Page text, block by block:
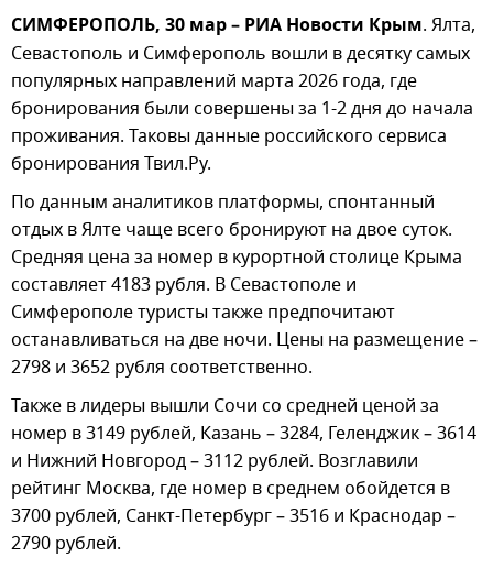
СИМФЕРОПОЛЬ, 30 мар – РИА Новости Крым. Ялта,
Севастополь и Симферополь вошли в десятку самых
популярных направлений марта 2026 года, где
бронирования были совершены за 1-2 дня до начала
проживания. Таковы данные российского сервиса
бронирования Твил.Ру.
По данным аналитиков платформы, спонтанный
отдых в Ялте чаще всего бронируют на двое суток.
Средняя цена за номер в курортной столице Крыма
составляет 4183 рубля. В Севастополе и
Симферополе туристы также предпочитают
останавливаться на две ночи. Цены на размещение –
2798 и 3652 рубля соответственно.
Также в лидеры вышли Сочи со средней ценой за
номер в 3149 рублей, Казань – 3284, Геленджик – 3614
и Нижний Новгород – 3112 рублей. Возглавили
рейтинг Москва, где номер в среднем обойдется в
3700 рублей, Санкт-Петербург – 3516 и Краснодар –
2790 рублей.